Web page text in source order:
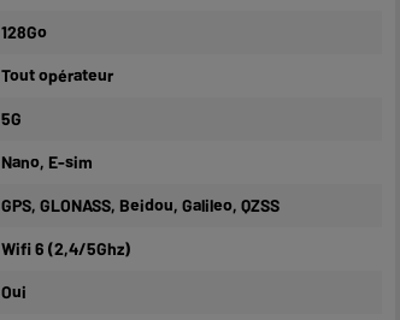
128Go
Tout opérateur
5G
Nano, E-sim
GPS, GLONASS, Beidou, Galileo, QZSS
Wifi 6 (2,4/5Ghz)
Oui